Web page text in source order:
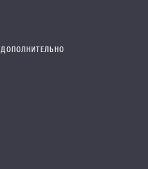
ДОПОЛНИТЕЛЬНО